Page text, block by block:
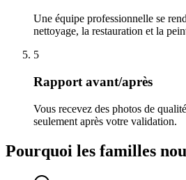
Une équipe professionnelle se
nettoyage, la restauration et la
5
Rapport avant/après
Vous recevez des photos de
seulement après votre validation.
Pourquoi les familles